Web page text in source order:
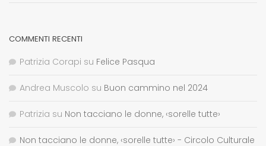
COMMENTI RECENTI
Patrizia Corapi su Felice Pasqua
Andrea Muscolo su Buon cammino nel 2024
Patrizia su Non tacciano le donne, ‹sorelle tutte›
Non tacciano le donne, ‹sorelle tutte› - Circolo Culturale